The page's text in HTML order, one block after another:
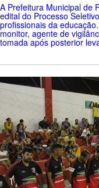
A Prefeitura Municipal de
edital do Processo
profissionais da
monitor, agente de
tomada após posterior